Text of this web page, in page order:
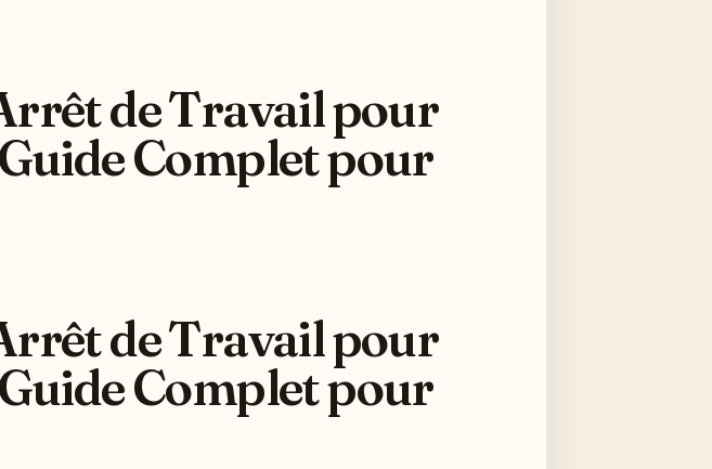
de Travail pour
Complet pour
de Travail pour
Complet pour